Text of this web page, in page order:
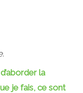
la
je fais, ce sont